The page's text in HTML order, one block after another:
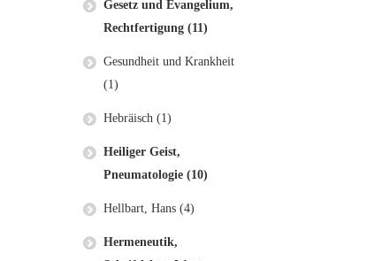
Gesetz und Evangelium,
Rechtfertigung (11)
Gesundheit und Krankheit
(1)
Hebräisch (1)
Heiliger Geist,
Pneumatologie (10)
Hellbart, Hans (4)
Hermeneutik,